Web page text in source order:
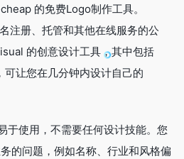
的免费Logo制作工具。
注册、托管和其他在线服务的公
的创意设计工具，其中包括
让您在几分钟内设计自己的
于使用，不需要任何设计技能。您
的问题，例如名称、行业和风格偏